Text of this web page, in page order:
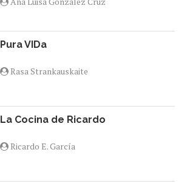
Pura VIDa
Rasa Strankauskaite
La Cocina de Ricardo
Ricardo E. García